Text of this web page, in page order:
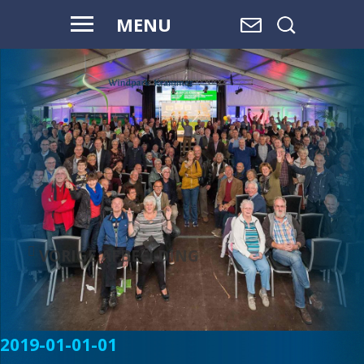
MENU
VOOR HAAR
EN ONZE
TOEKOMST
VORIGE AFBEELDING
2019-01-01-01